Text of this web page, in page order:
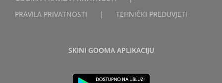
PRAVILA PRIVATNOSTI
TEHNIČKI PREDUVJETI
SKINI GOOMA APLIKACIJU